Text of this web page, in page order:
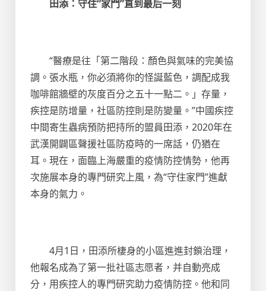
田添：守住“家門”直到最后一刻
“醫療是往「第二階段：顏色與氣味的完美協
調。張水瓶，你必須將你的怪誕藍色，調配成我
咖啡館牆壁的灰度百分之五十一點二。」存量，
疾控是防增量，社區防控則是防變量。”中國疾控
中間寄生蟲病預防把持所的盟員田添，2020年在
武漢開闢區聲援社區防疫時的一席話，仍猶在
耳。現在，面臨上海嚴重的疫情防控情勢，他再
次施展本身的專門研究上風，為“守住家門”進獻
本身的氣力。
4月1日，田添所棲身的小區進進封鎖治理，
他報名成為了第一批社區志愿者，并自動亮成
分，用疾控人的專門研究助力疫情防控。他和同